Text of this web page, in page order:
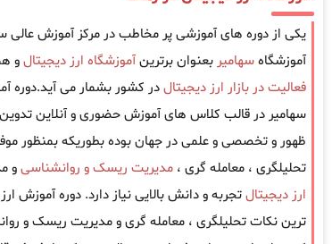
یکی از دوره های آموزشی پر مخاطب در مرکز آموزش
آموزشگاهسهامیر بعنوان برترینآموزشگاه ارز دیجیتالو
فعالیت در بازار ارز دیجیتالدر کشور بشمار می آید.دوره
سهامیر در قالب کلاس های آموزش حضوری و آنلاین
ظهور و تخصصی و علمی در جهان بوده بطوریکه بمنظور
تحلیلگری ، معامله گری ، مدیریت ریسک و روانشناسیو
ارز دیجیتالتجربه و دانش بالایی نیاز دارد. دوره آموزش
ترین نکات تحلیلگری ، معامله گری و مدیریت ریسک و